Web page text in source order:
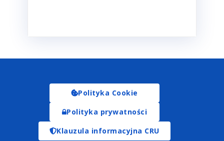
Polityka Cookie
Polityka prywatności
Klauzula informacyjna CRU